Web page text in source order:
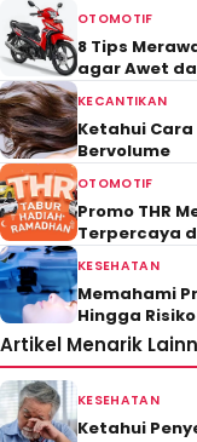
OTOMOTIF
8 Tips
agar Awet
KECANTIKAN
Ketahui
Bervolume
OTOMOTIF
Promo THR
Terpercaya
KESEHATAN
Memahami
Hingga
Artikel Menarik
KESEHATAN
Ketahui